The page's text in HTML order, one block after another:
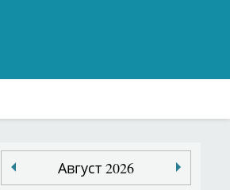
Август 2026